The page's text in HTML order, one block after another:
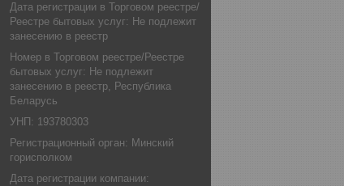
Дата регистрации в Торговом реестре/
Реестре бытовых услуг: Не подлежит
занесению в реестр
Номер в Торговом реестре/Реестре
бытовых услуг: Не подлежит
занесению в реестр, Республика
Беларусь
УНП: 193780303
Регистрационный орган: Минский
горисполком
Дата регистрации компании: